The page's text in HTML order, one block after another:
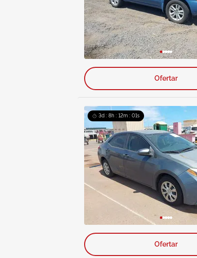
Ofertar
3d : 8h : 12m : 00s
Ofertar